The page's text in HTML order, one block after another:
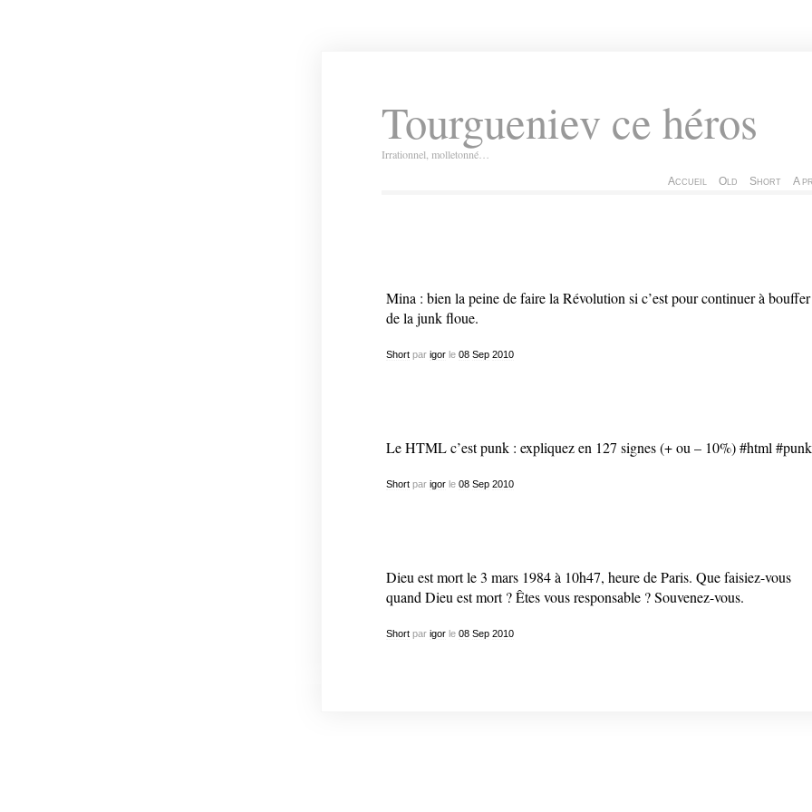
Tourgueniev ce héros
Irrationnel, molletonné…
Accueil Old Short A
Mina : bien la peine de faire la Révolution si c’est pour continuer à bouffer
de la junk floue.
Shortpar igorle 08 Sep 2010
Le HTML c’est punk : expliquez en 127 signes (+ ou – 10%) #html #punk
Shortpar igorle 08 Sep 2010
Dieu est mort le 3 mars 1984 à 10h47, heure de Paris. Que faisiez-vous
quand Dieu est mort ? Êtes vous responsable ? Souvenez-vous.
Shortpar igorle 08 Sep 2010